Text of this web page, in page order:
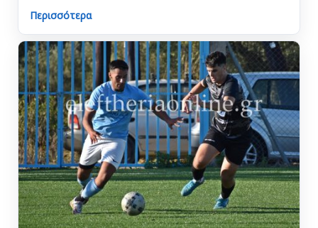
Περισσότερα